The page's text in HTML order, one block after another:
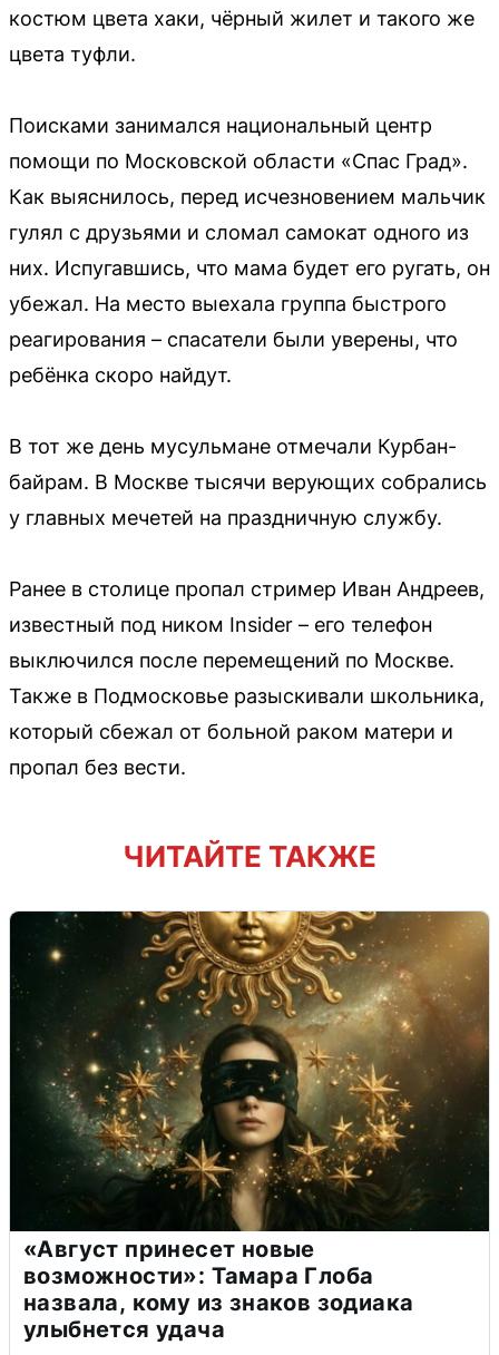
костюм цвета хаки, чёрный жилет и такого же
цвета туфли.
Поисками занимался национальный центр
помощи по Московской области «Спас Град».
Как выяснилось, перед исчезновением мальчик
гулял с друзьями и сломал самокат одного из
них. Испугавшись, что мама будет его ругать, он
убежал. На место выехала группа быстрого
реагирования – спасатели были уверены, что
ребёнка скоро найдут.
В тот же день мусульмане отмечали Курбан-
байрам. В Москве тысячи верующих собрались
у главных мечетей на праздничную службу.
Ранее в столице пропал стример Иван Андреев,
известный под ником Insider – его телефон
выключился после перемещений по Москве.
Также в Подмосковье разыскивали школьника,
который сбежал от больной раком матери и
пропал без вести.
ЧИТАЙТЕ ТАКЖЕ
«Август принесет новые
возможности»: Тамара Глоба
назвала, кому из знаков зодиака
улыбнется удача